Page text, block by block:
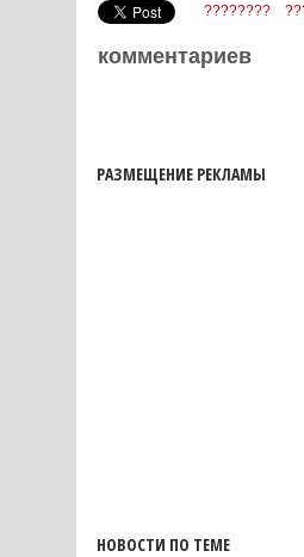
????????
комментариев
РАЗМЕЩЕНИЕ РЕКЛАМЫ
НОВОСТИ ПО ТЕМЕ